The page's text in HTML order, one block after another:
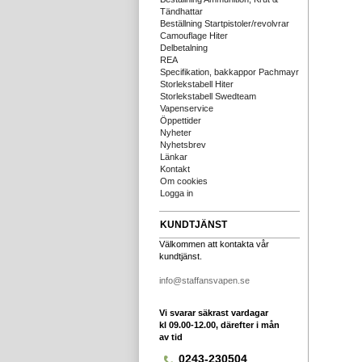
Tändhattar
Beställning Startpistoler/revolvrar
Camouflage Hiter
Delbetalning
REA
Specifikation, bakkappor Pachmayr
Storlekstabell Hiter
Storlekstabell Swedteam
Vapenservice
Öppettider
Nyheter
Nyhetsbrev
Länkar
Kontakt
Om cookies
Logga in
KUNDTJÄNST
Välkommen att kontakta vår
kundtjänst.
info@staffansvapen.se
Vi svarar säkrast vardagar
kl 09.00-12.00, därefter i mån
av tid
0243-230504